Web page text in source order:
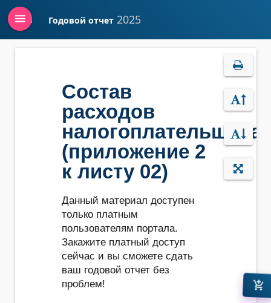
Войти Годовой отчет 2025
menu
Состав
расходов
налогоплательщика
(приложение 2
к листу 02)
Данный материал доступен
только платным
пользователям портала.
Закажите платный доступ
сейчас и вы сможете сдать
ваш годовой отчет без
проблем!
add_shopping_cart